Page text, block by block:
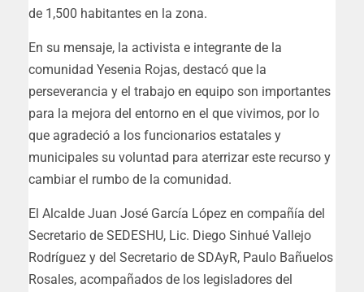
de 1,500 habitantes en la zona.
En su mensaje, la activista e integrante de la
comunidad Yesenia Rojas, destacó que la
perseverancia y el trabajo en equipo son importantes
para la mejora del entorno en el que vivimos, por lo
que agradeció a los funcionarios estatales y
municipales su voluntad para aterrizar este recurso y
cambiar el rumbo de la comunidad.
El Alcalde Juan José García López en compañía del
Secretario de SEDESHU, Lic. Diego Sinhué Vallejo
Rodríguez y del Secretario de SDAyR, Paulo Bañuelos
Rosales, acompañados de los legisladores del